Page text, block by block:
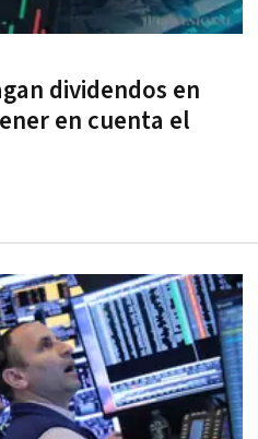
dividendos en
en cuenta el